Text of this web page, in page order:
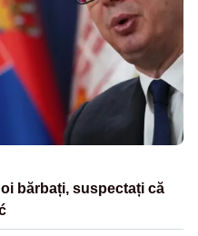
bărbați, suspectați că